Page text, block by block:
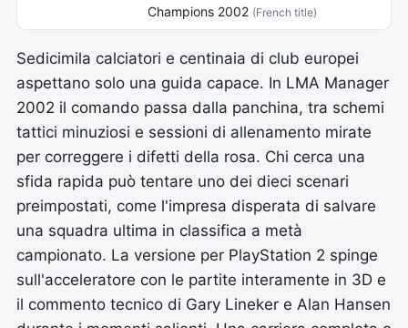
Champions 2002 (French title)
Sedicimila calciatori e centinaia di club europei
aspettano solo una guida capace. In LMA Manager
2002 il comando passa dalla panchina, tra schemi
tattici minuziosi e sessioni di allenamento mirate
per correggere i difetti della rosa. Chi cerca una
sfida rapida può tentare uno dei dieci scenari
preimpostati, come l'impresa disperata di salvare
una squadra ultima in classifica a metà
campionato. La versione per PlayStation 2 spinge
sull'acceleratore con le partite interamente in 3D e
il commento tecnico di Gary Lineker e Alan Hansen